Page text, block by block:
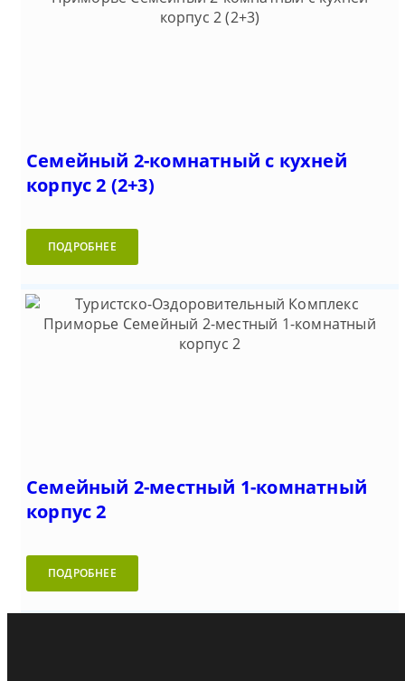
Семейный 2-комнатный с кухней
корпус 2 (2+3)
ПОДРОБНЕЕ
Семейный 2-местный 1-комнатный
корпус 2
ПОДРОБНЕЕ